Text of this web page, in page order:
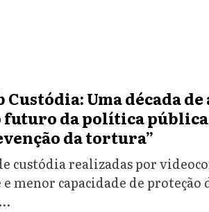
Uma década
futuro da política
da tortura”
custódia realizadas por
menor capacidade de